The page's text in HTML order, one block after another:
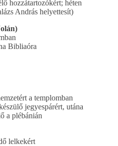
hozzátartozókért; héten
András helyettesít)
Bibliaóra
a templomban
jegyespárért, utána
a plébánián
lelkekért